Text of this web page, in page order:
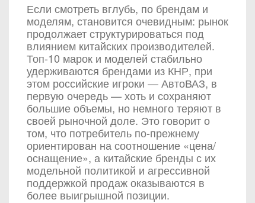
Если смотреть вглубь, по брендам и
моделям, становится очевидным: рынок
продолжает структурироваться под
влиянием китайских производителей.
Топ-10 марок и моделей стабильно
удерживаются брендами из КНР, при
этом российские игроки — АвтоВАЗ, в
первую очередь — хоть и сохраняют
большие объемы, но немного теряют в
своей рыночной доле. Это говорит о
том, что потребитель по-прежнему
ориентирован на соотношение «цена/
оснащение», а китайские бренды с их
модельной политикой и агрессивной
поддержкой продаж оказываются в
более выигрышной позиции.